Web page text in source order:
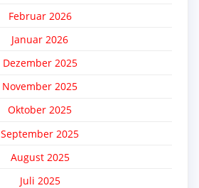
Februar 2026
Januar 2026
Dezember 2025
November 2025
Oktober 2025
September 2025
August 2025
Juli 2025